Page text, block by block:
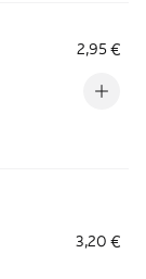
2,95 €
3,20 €